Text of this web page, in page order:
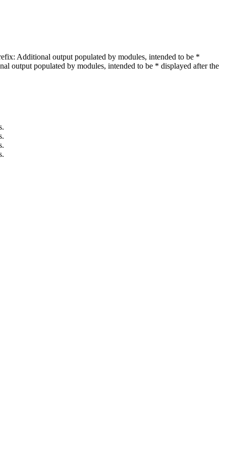
Additional output populated by modules, intended to be *
output populated by modules, intended to be * displayed after the